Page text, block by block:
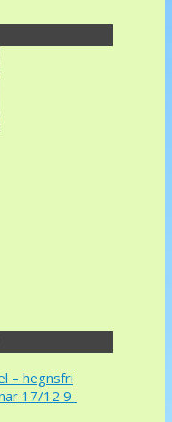
– hegnsfri
17/12 9-